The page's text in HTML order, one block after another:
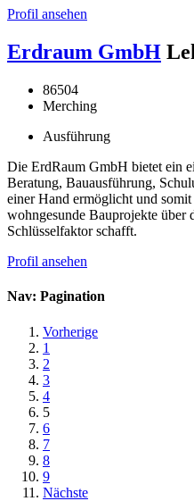
Profil ansehen
Erdraum GmbH
86504
Merching
Ausführung
Die ErdRaum GmbH bietet ein
Beratung, Bauausführung,
einer Hand ermöglicht und
wohngesunde Bauprojekte über
Schlüsselfaktor schafft.
Profil ansehen
Nav: Pagination
Vorherige
1
2
3
4
5
6
7
8
9
Nächste